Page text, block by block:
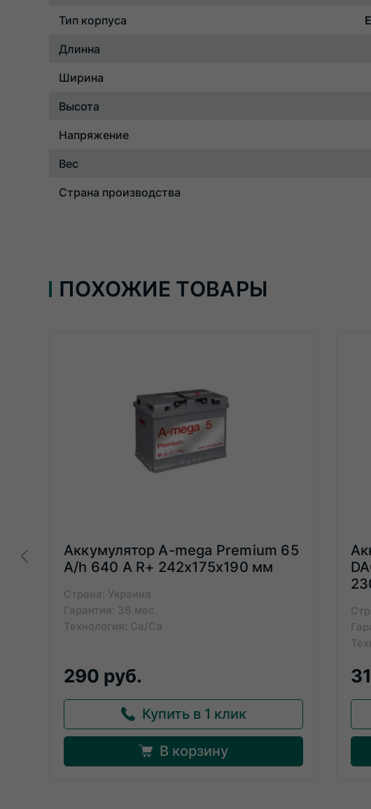
Тип корпуса
Длинна
Ширина
Высота
Напряжение
Вес
Страна производства
ПОХОЖИЕ ТОВАРЫ
Аккумулятор A-mega Premium 65
A/h 640 А R+ 242x175x190 мм
Страна: Украина
Гарантия: 36 мес.
Технология: Ca/Ca
290 руб.
Купить в 1 клик
В корзину